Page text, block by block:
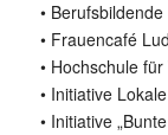
•
• Frauencafé
• Hochschule
• Initiative
• Initiative